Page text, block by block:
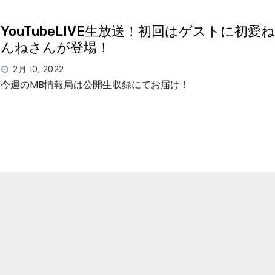
YouTubeLIVE生放送！初回はゲストに初愛ね
んねさんが登場！
2月 10, 2022
今週のMB情報局は公開生収録にてお届け！